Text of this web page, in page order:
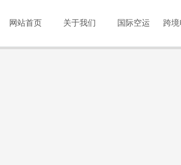
网站首页 关于我们 国际空运 跨